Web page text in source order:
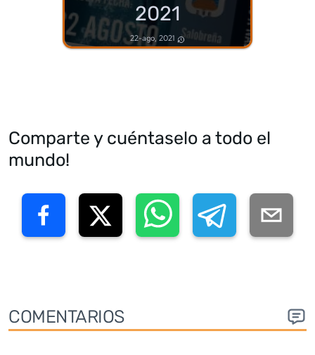
2021
22-ago, 2021
Comparte y cuéntaselo a todo el
mundo!
COMENTARIOS